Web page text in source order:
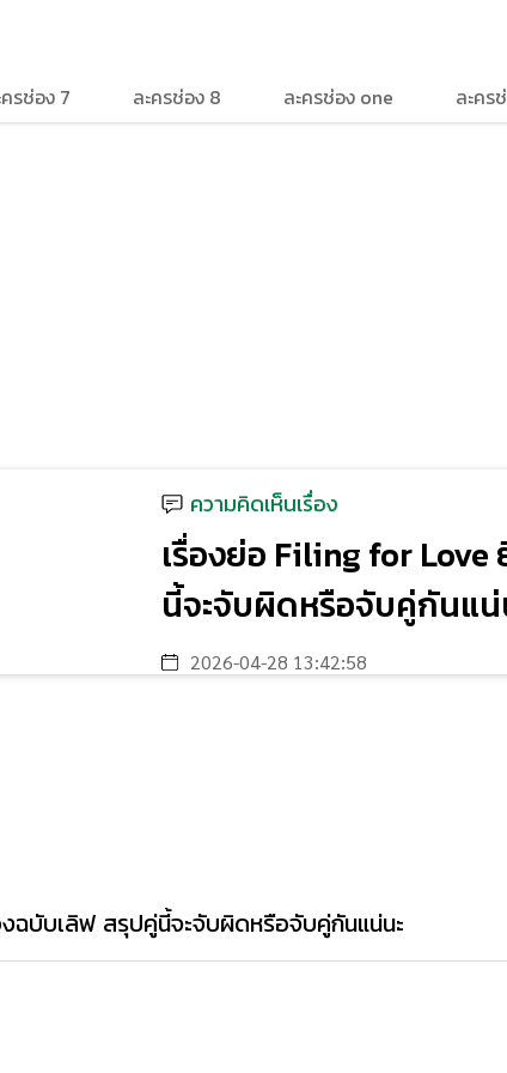
รช่อง 7 ละครช่อง 8 ละครช่อง one ละคร
ความคิดเห็นเรื่อง
เรื่องย่อ Filing for
นี้จะจับผิดหรือจับคู่กันแน่
2026-04-28 13:42:58
ฉบับเลิฟ สรุปคู่นี้จะจับผิดหรือจับคู่กันแน่นะ